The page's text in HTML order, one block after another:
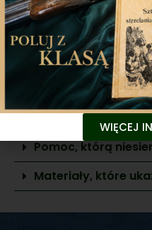
Zarząd
Pomoc, którą
Materiały, które
WIĘCEJ